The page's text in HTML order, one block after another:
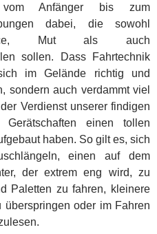
Anfänger bis zum
dabei, die sowohl
Mut als auch
sollen. Dass Fahrtechnik
im Gelände richtig und
sondern auch verdammt viel
Verdienst unserer findigen
einen tollen
haben. So gilt es, sich
einen auf dem
der extrem eng wird, zu
Paletten zu fahren, kleinere
oder im Fahren